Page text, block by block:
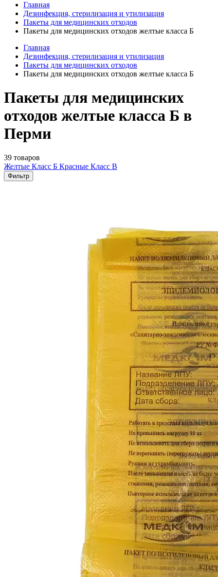
Главная
Дезинфекция, стерилизация и утилизация
Пакеты для медицинских отходов
Пакеты для медицинских отходов желтые класса Б
Главная
Дезинфекция, стерилизация и утилизация
Пакеты для медицинских отходов
Пакеты для медицинских отходов желтые класса Б
Пакеты для медицинских
отходов желтые класса Б в
Перми
39 товаров
Желтые Класс Б Красные Класс В
Фильтр